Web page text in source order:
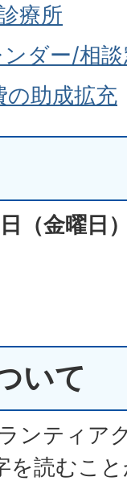
療所
ダー/相
の助成拡充
（金曜日
いて
ンティア
を読むこ